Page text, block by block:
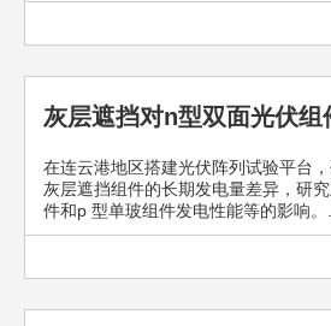
灰层遮挡对n型双面光伏组
在连云港地区搭建光伏阵列试验平台
灰层遮挡组件的长期发电量差异，研
件和p 型单玻组件发电性能等的影响